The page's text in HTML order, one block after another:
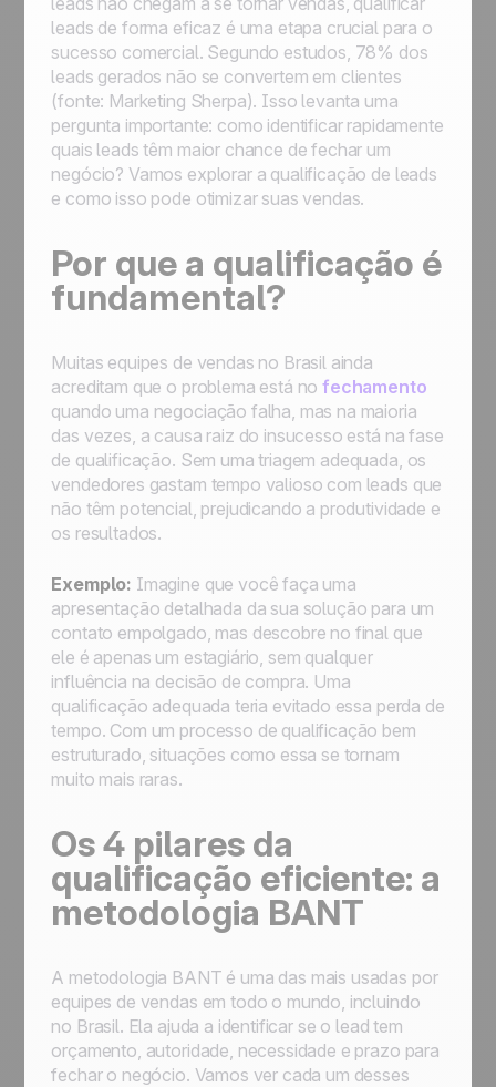
leads de forma eficaz é uma etapa crucial para o
sucesso comercial. Segundo estudos, 78% dos
leads gerados não se convertem em clientes
(fonte: Marketing Sherpa). Isso levanta uma
pergunta importante: como identificar rapidamente
quais leads têm maior chance de fechar um
negócio? Vamos explorar a qualificação de leads
e como isso pode otimizar suas vendas.
Por que a qualificação é
fundamental?
Muitas equipes de vendas no Brasil ainda
acreditam que o problema está nofechamento
quando uma negociação falha, mas na maioria
das vezes, a causa raiz do insucesso está na fase
de qualificação. Sem uma triagem adequada, os
vendedores gastam tempo valioso com leads que
não têm potencial, prejudicando a produtividade e
os resultados.
Exemplo: Imagine que você faça uma
apresentação detalhada da sua solução para um
contato empolgado, mas descobre no final que
ele é apenas um estagiário, sem qualquer
influência na decisão de compra. Uma
qualificação adequada teria evitado essa perda de
tempo. Com um processo de qualificação bem
estruturado, situações como essa se tornam
muito mais raras.
Os 4 pilares da
qualificação eficiente: a
metodologia BANT
A metodologia BANT é uma das mais usadas por
equipes de vendas em todo o mundo, incluindo
no Brasil. Ela ajuda a identificar se o lead tem
orçamento, autoridade, necessidade e prazo para
fechar o negócio. Vamos ver cada um desses